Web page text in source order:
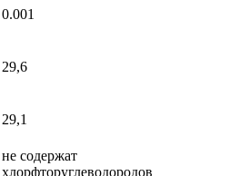
0.001
29,6
29,1
не содержат
хлорфторуглеводородов